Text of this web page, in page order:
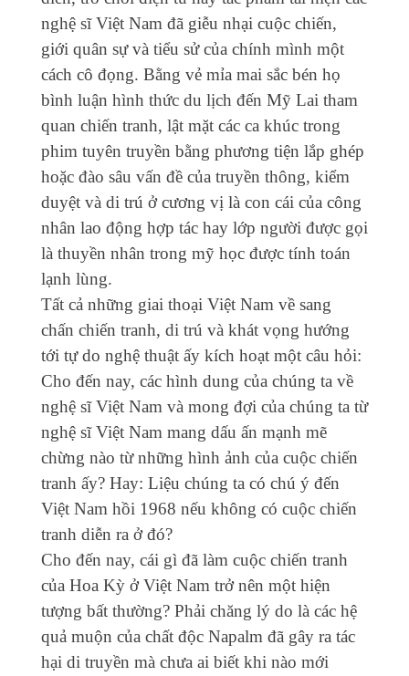
nghệ sĩ Việt Nam đã giễu nhại cuộc chiến,
giới quân sự và tiểu sử của chính mình một
cách cô đọng. Bằng vẻ mỉa mai sắc bén họ
bình luận hình thức du lịch đến Mỹ Lai tham
quan chiến tranh, lật mặt các ca khúc trong
phim tuyên truyền bằng phương tiện lắp ghép
hoặc đào sâu vấn đề của truyền thông, kiểm
duyệt và di trú ở cương vị là con cái của công
nhân lao động hợp tác hay lớp người được gọi
là thuyền nhân trong mỹ học được tính toán
lạnh lùng.
Tất cả những giai thoại Việt Nam về sang
chấn chiến tranh, di trú và khát vọng hướng
tới tự do nghệ thuật ấy kích hoạt một câu hỏi:
Cho đến nay, các hình dung của chúng ta về
nghệ sĩ Việt Nam và mong đợi của chúng ta từ
nghệ sĩ Việt Nam mang dấu ấn mạnh mẽ
chừng nào từ những hình ảnh của cuộc chiến
tranh ấy? Hay: Liệu chúng ta có chú ý đến
Việt Nam hồi 1968 nếu không có cuộc chiến
tranh diễn ra ở đó?
Cho đến nay, cái gì đã làm cuộc chiến tranh
của Hoa Kỳ ở Việt Nam trở nên một hiện
tượng bất thường? Phải chăng lý do là các hệ
quả muộn của chất độc Napalm đã gây ra tác
hại di truyền mà chưa ai biết khi nào mới